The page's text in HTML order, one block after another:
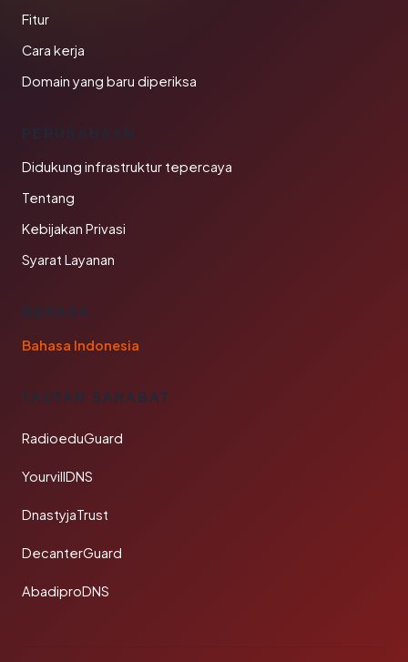
Fitur
Cara kerja
Domain yang baru diperiksa
PERUSAHAAN
Didukung infrastruktur tepercaya
Tentang
Kebijakan Privasi
Syarat Layanan
BAHASA
Bahasa Indonesia
TAUTAN SAHABAT
RadioeduGuard
YourvillDNS
DnastyjaTrust
DecanterGuard
AbadiproDNS